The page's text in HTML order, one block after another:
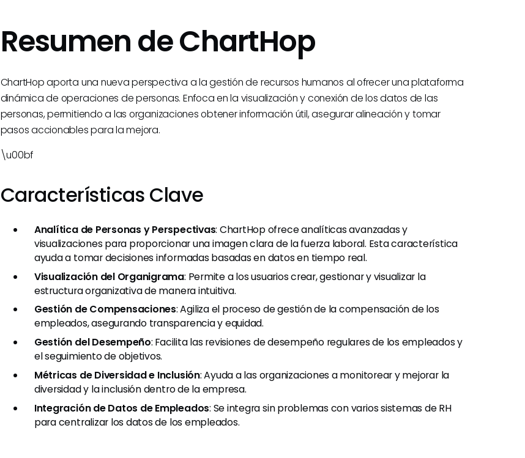
Resumen de ChartHop
ChartHop aporta una nueva perspectiva a la gestión de recursos humanos al ofrecer una plataforma
dinámica de operaciones de personas. Enfoca en la visualización y conexión de los datos de las
personas, permitiendo a las organizaciones obtener información útil, asegurar alineación y tomar
pasos accionables para la mejora.
\u00bf
Características Clave
Analítica de Personas y Perspectivas: ChartHop ofrece analíticas avanzadas y
visualizaciones para proporcionar una imagen clara de la fuerza laboral. Esta característica
ayuda a tomar decisiones informadas basadas en datos en tiempo real.
Visualización del Organigrama: Permite a los usuarios crear, gestionar y visualizar la
estructura organizativa de manera intuitiva.
Gestión de Compensaciones: Agiliza el proceso de gestión de la compensación de los
empleados, asegurando transparencia y equidad.
Gestión del Desempeño: Facilita las revisiones de desempeño regulares de los empleados y
el seguimiento de objetivos.
Métricas de Diversidad e Inclusión: Ayuda a las organizaciones a monitorear y mejorar la
diversidad y la inclusión dentro de la empresa.
Integración de Datos de Empleados: Se integra sin problemas con varios sistemas de RH
para centralizar los datos de los empleados.